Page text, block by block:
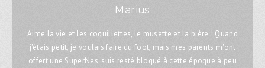
Marius
Aime la vie et les coquillettes, le musette et la bière ! Quand
j'étais petit, je voulais faire du foot, mais mes parents m'ont
offert une SuperNes, suis resté bloqué à cette époque à peu